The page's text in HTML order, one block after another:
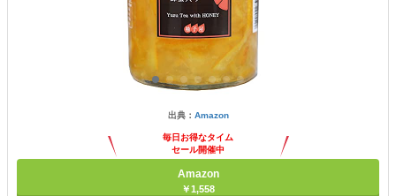
出典： Amazon
毎日お得なタイム
セール開催中
Amazon
￥1,558